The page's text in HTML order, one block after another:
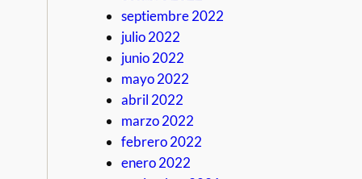
septiembre 2022
julio 2022
junio 2022
mayo 2022
abril 2022
marzo 2022
febrero 2022
enero 2022